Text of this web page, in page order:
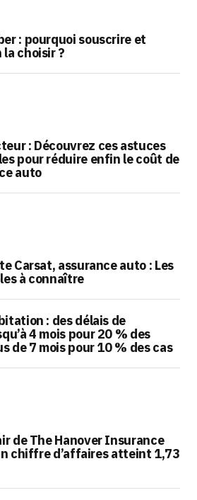
: pourquoi souscrire et
choisir ?
: Découvrez ces astuces
pour réduire enfin le coût de
auto
Carsat, assurance auto : Les
à connaître
: des délais de
4 mois pour 20 % des
de 7 mois pour 10 % des cas
de The Hanover Insurance
chiffre d’affaires atteint 1,73